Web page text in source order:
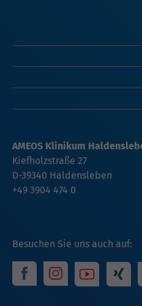
Besuchen Sie uns auch auf:
AMEOS Klinikum
Kiefholzstraße 27
D-39340 Haldensleben
+49 3904 474 0